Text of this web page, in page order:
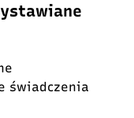
świadczenia